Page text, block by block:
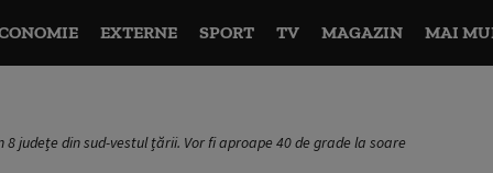
EXTERNE SPORT TV MAGAZIN MAI
8 județe din sud-vestul țării. Vor fi aproape 40 de grade la soare